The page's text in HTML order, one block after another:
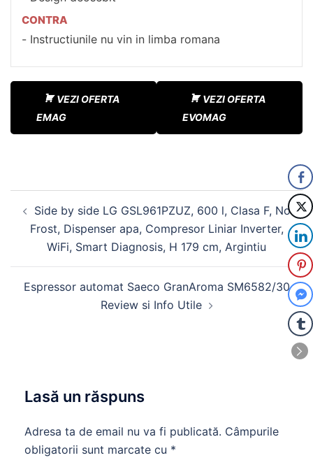
CONTRA
Instructiunile nu vin in limba romana
VEZI OFERTA
EMAG
VEZI OFERTA
EVOMAG
în
articole
Side by side LG GSL961PZUZ, 600 l, Clasa F, No
Frost, Dispenser apa, Compresor Liniar Inverter,
WiFi, Smart Diagnosis, H 179 cm, Argintiu
Espressor automat Saeco GranAroma SM6582/30
Review si Info Utile
Lasă un răspuns
Adresa ta de email nu va fi publicată. Câmpurile
obligatorii sunt marcate cu *